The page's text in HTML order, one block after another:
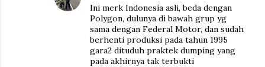
Ini merk Indonesia asli, beda dengan
Polygon, dulunya di bawah grup yg
sama dengan Federal Motor, dan sudah
berhenti produksi pada tahun 1995
gara2 dituduh praktek dumping yang
pada akhirnya tak terbukti